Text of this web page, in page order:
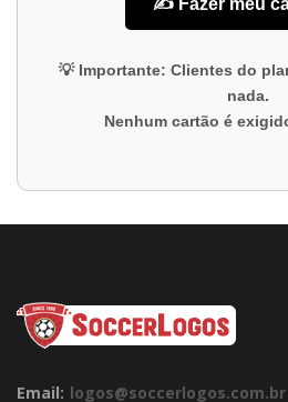
✍️ Fazer meu
💡 Importante: Clientes do
nada.
Nenhum cartão é
Email: logos@soccerlogos.com.br